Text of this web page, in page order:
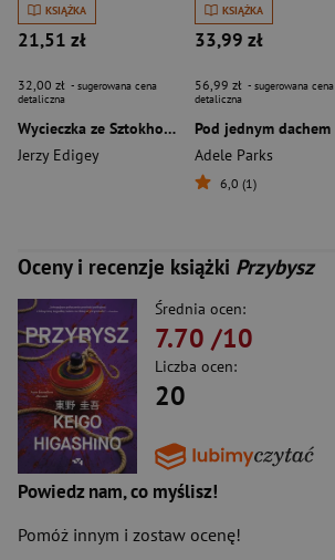
KSIĄŻKA
21,51 zł
32,00 zł - sugerowana cena
detaliczna
Wycieczka ze Sztokholmu
Jerzy Edigey
KSIĄŻKA
33,99 zł
56,99 zł - sugerowana cena
detaliczna
Pod jednym dachem
Adele Parks
6,0 (1)
Oceny i recenzje książki Przybysz
Średnia ocen:
7.70 /10
Liczba ocen:
20
Powiedz nam, co myślisz!
Pomóż innym i zostaw ocenę!